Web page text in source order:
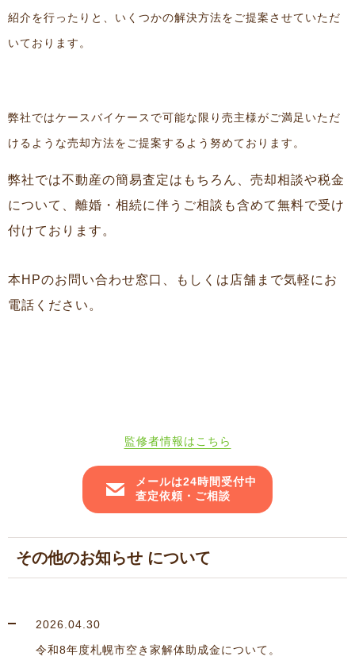
紹介を行ったりと、いくつかの解決方法をご提案させていただ
いております。
弊社ではケースバイケースで可能な限り売主様がご満足いただ
けるような売却方法をご提案するよう努めております。
弊社では不動産の簡易査定はもちろん、売却相談や税金
について、離婚・相続に伴うご相談も含めて無料で受け
付けております。
本HPのお問い合わせ窓口、もしくは店舗まで気軽にお
電話ください。
監修者情報はこちら
メールは24時間受付中
査定依頼・ご相談
その他のお知らせ について
2026.04.30
令和8年度札幌市空き家解体助成金について。